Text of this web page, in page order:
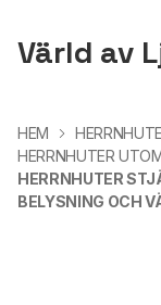
Värld av
HEM
HERRNHUTER
HERRNHUTER
BELYSNING OCH